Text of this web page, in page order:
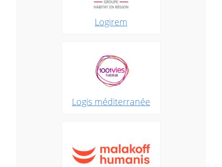
Logirem
Logis méditerranée